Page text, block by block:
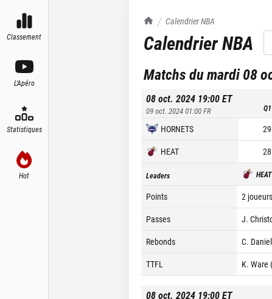
Classement
L'Apéro
Statistiques
Hot
TrashTalk Actu NBA
Calendrier NBA
Calendrier NBA
Matchs du mardi 08
08 oct. 2024 19:00ET
09 oct. 2024 01:00FR Q1
HORNETS 29
HEAT
28
Leaders HEAT
Points 2
Passes
J.
Rebonds
C.
TTFL
K. Ware
08 oct. 2024 19:00ET